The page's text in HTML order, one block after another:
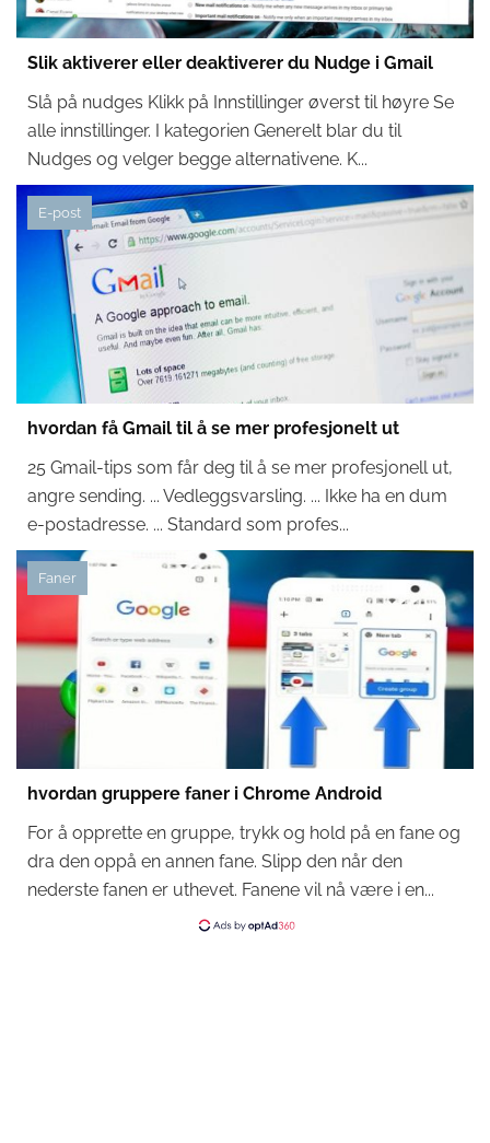
Slik aktiverer eller deaktiverer du Nudge i Gmail
Slå på nudges Klikk på Innstillinger øverst til høyre Se
alle innstillinger. I kategorien Generelt blar du til
Nudges og velger begge alternativene. K...
E-post
hvordan få Gmail til å se mer profesjonelt ut
25 Gmail-tips som får deg til å se mer profesjonell ut,
angre sending. ... Vedleggsvarsling. ... Ikke ha en dum
e-postadresse. ... Standard som profes...
Faner
hvordan gruppere faner i Chrome Android
For å opprette en gruppe, trykk og hold på en fane og
dra den oppå en annen fane. Slipp den når den
nederste fanen er uthevet. Fanene vil nå være i en...